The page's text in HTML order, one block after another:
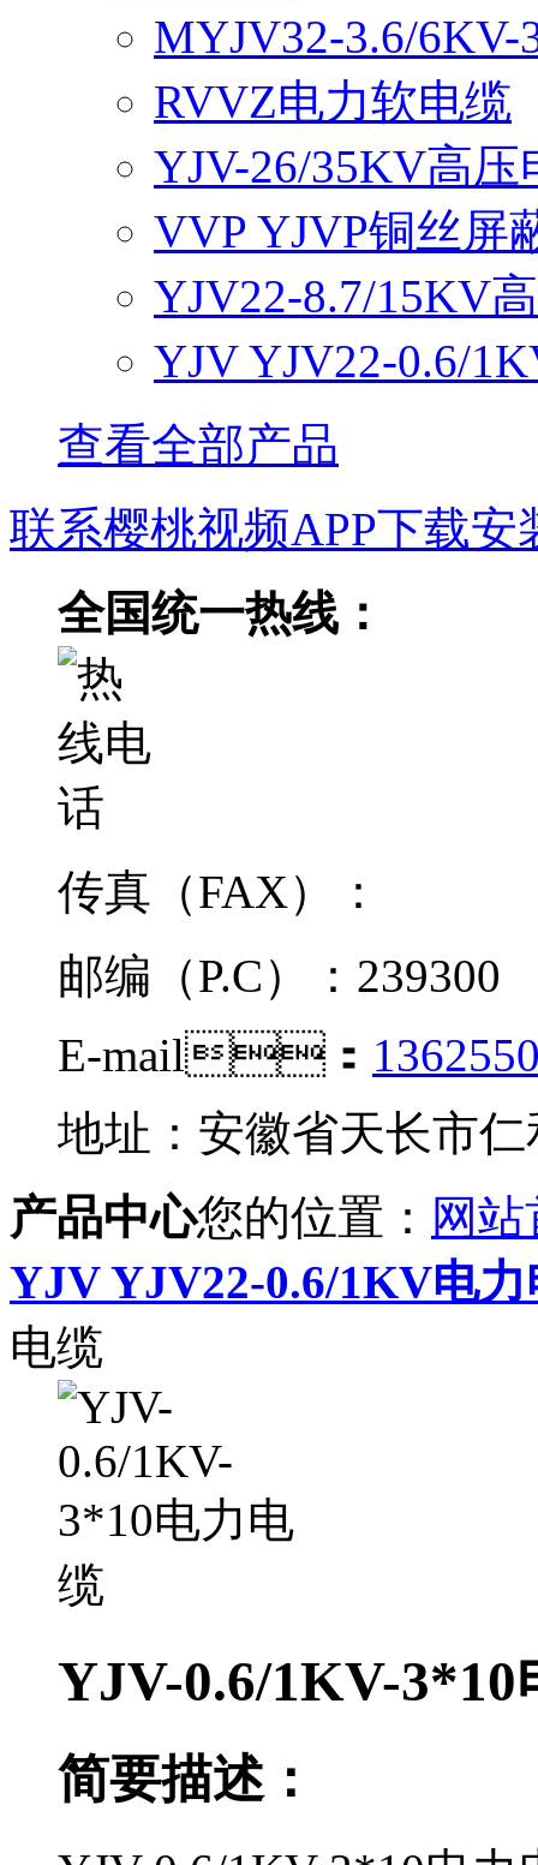
MYJV32-3.6/
RVVZ电力软电缆
YJV-26/35KV高压
VVP YJVP铜丝屏
YJV22-8.7/15KV
YJV YJV22-0.6/
查看全部产品
联系樱桃视频APP下载安
全国统一热线：
传真（FAX）：
邮编（P.C）：239300
E-mail：
地址：安徽省天长市
产品中心您的位置： 网
YJV YJV22-0.6/1KV电力
电缆
YJV-0.6/1KV-3*10
简要描述：